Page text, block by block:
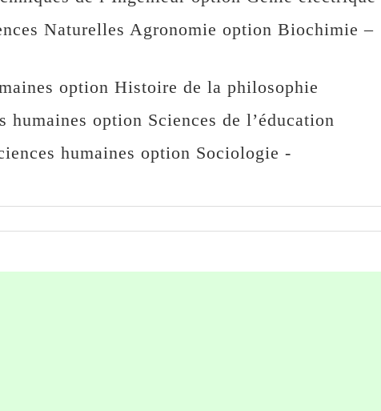
Naturelles Agronomie option Biochimie –
option Histoire de la philosophie
option Sciences de l’éducation
humaines option Sociologie -